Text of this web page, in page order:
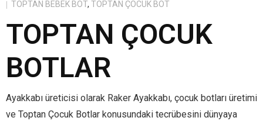
TOPTAN BEBEK BOT, TOPTAN ÇOCUK BOT
TOPTAN ÇOCUK
BOTLAR
Ayakkabı üreticisi olarak Raker Ayakkabı, çocuk botları üretimi
ve Toptan Çocuk Botlar konusundaki tecrübesini dünyaya